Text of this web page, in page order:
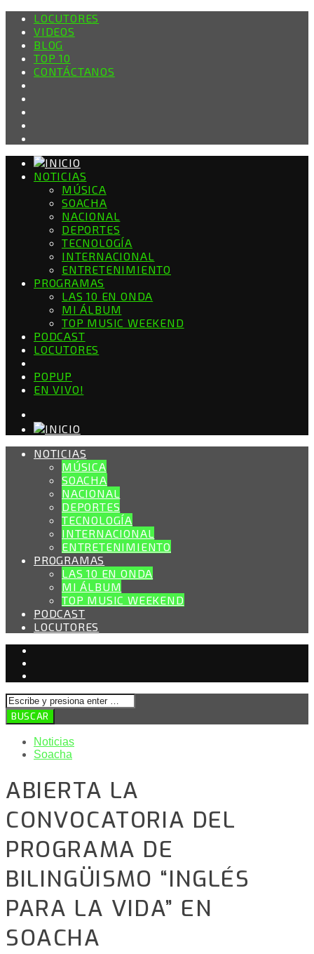
LOCUTORES
VIDEOS
BLOG
TOP 10
CONTÁCTANOS
NOTICIAS
MÚSICA
SOACHA
NACIONAL
DEPORTES
TECNOLOGÍA
INTERNACIONAL
ENTRETENIMIENTO
PROGRAMAS
LAS 10 EN ONDA
MI ÁLBUM
TOP MUSIC WEEKEND
PODCAST
LOCUTORES
POPUP
EN VIVO!
NOTICIAS
MÚSICA
SOACHA
NACIONAL
DEPORTES
TECNOLOGÍA
INTERNACIONAL
ENTRETENIMIENTO
PROGRAMAS
LAS 10 EN ONDA
MI ÁLBUM
TOP MUSIC WEEKEND
PODCAST
LOCUTORES
Noticias
Soacha
ABIERTA LA
CONVOCATORIA DEL
PROGRAMA DE
BILINGÜISMO “INGLÉS
PARA LA VIDA” EN
SOACHA